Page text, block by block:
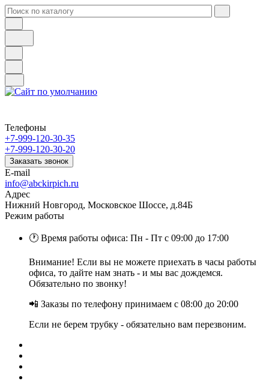
Телефоны
+7-999-120-30-35
+7-999-120-30-20
Заказать звонок
E-mail
info@abckirpich.ru
Адрес
Нижний Новгород, Московское Шоссе, д.84Б
Режим работы
🕐 Время работы офиса: Пн - Пт с 09:00 до 17:00
Внимание! Если вы не можете приехать в часы работы
офиса, то дайте нам знать - и мы вас дождемся.
Обязательно по звонку!
📲 Заказы по телефону принимаем с 08:00 до 20:00
Если не берем трубку - обязательно вам перезвоним.